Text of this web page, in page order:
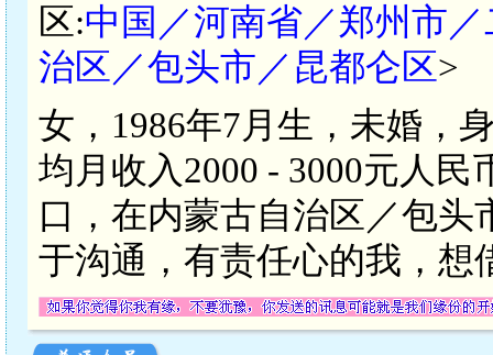
区:中国／河南省／郑州市
治区／包头市／昆都仑区>
女，1986年7月生，未婚，
均月收入2000 - 3000元人
口，在内蒙古自治区／包
于沟通，有责任心的我，想